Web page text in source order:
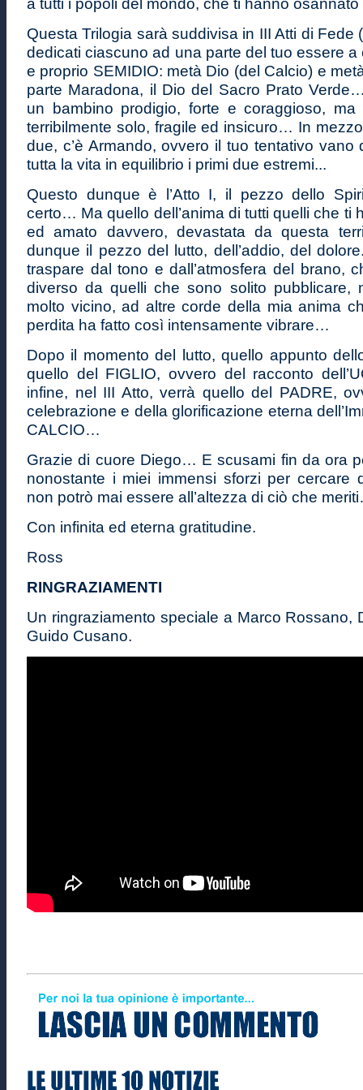
a tutti i popoli del mondo, che ti hanno
Questa Trilogia sarà suddivisa in III Atti di Fede
dedicati ciascuno ad una parte del tuo essere a
e proprio SEMIDIO: metà Dio (del Calcio) e
parte Maradona, il Dio del Sacro Prato
un bambino prodigio, forte e coraggioso,
terribilmente solo, fragile ed insicuro… In
due, c’è Armando, ovvero il tuo tentativo vano
tutta la vita in equilibrio i primi due estremi...
Questo dunque è l’Atto I, il pezzo dello
certo… Ma quello dell’anima di tutti quelli che ti
ed amato davvero, devastata da questa
dunque il pezzo del lutto, dell’addio, del
traspare dal tono e dall’atmosfera del brano,
diverso da quelli che sono solito pubblicare,
molto vicino, ad altre corde della mia anima
perdita ha fatto così intensamente vibrare…
Dopo il momento del lutto, quello appunto
quello del FIGLIO, ovvero del racconto
infine, nel III Atto, verrà quello del PADRE,
celebrazione e della glorificazione eterna
CALCIO…
Grazie di cuore Diego… E scusami fin da ora
nonostante i miei immensi sforzi per cercare
non potrò mai essere all’altezza di ciò che
Con infinita ed eterna gratitudine.
Ross
RINGRAZIAMENTI
Un ringraziamento speciale a Marco Rossano,
Guido Cusano.